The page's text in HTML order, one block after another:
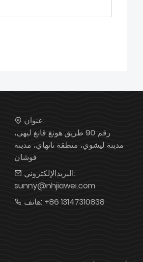
عنوان:
رقم 90 طريق هونغ قانغ ليهي،
مدينة ليشوي، منطقة نانهاي، مدينة
فوشان
البريدالإلكتروني:
sunny@nhjiawei.com
هاتف: +86 13147310838